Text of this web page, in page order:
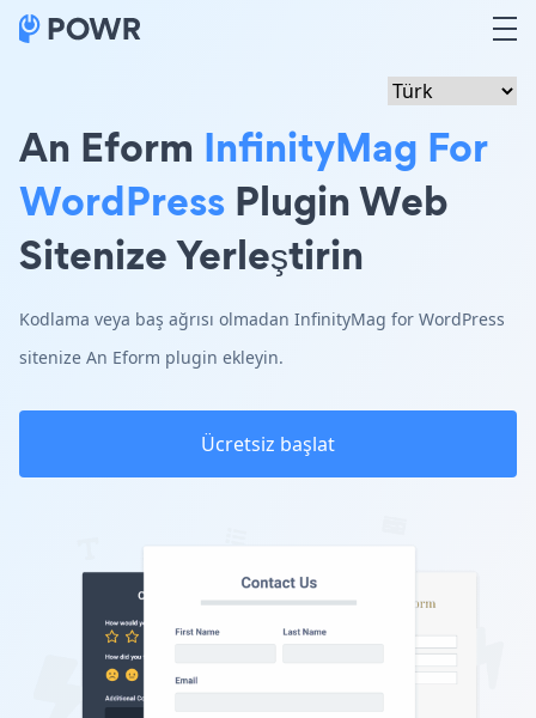
An Eform InfinityMag For
WordPress Plugin Web
Sitenize Yerleştirin
Kodlama veya baş ağrısı olmadan InfinityMag for WordPress
sitenize An Eform plugin ekleyin.
Ücretsiz başlat